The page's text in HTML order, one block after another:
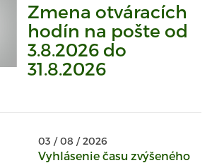
Zmena otváracích
hodín na pošte od
3.8.2026 do
31.8.2026
03 / 08 / 2026
Vyhlásenie času zvýšeného